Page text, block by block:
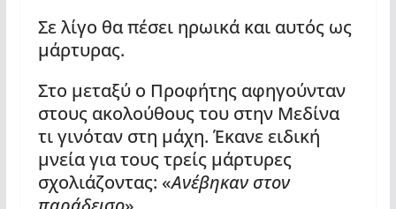
Σε λίγο θα πέσει ηρωικά και αυτός ως
μάρτυρας.
Στο μεταξύ ο Προφήτης αφηγούνταν
στους ακολούθους του στην Μεδίνα
τι γινόταν στη μάχη. Έκανε ειδική
μνεία για τους τρείς μάρτυρες
σχολιάζοντας: «Ανέβηκαν στον